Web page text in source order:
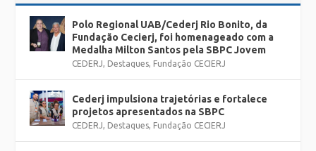
Polo Regional UAB/Cederj Rio Bonito, da
Fundação Cecierj, foi homenageado com a
Medalha Milton Santos pela SBPC Jovem
CEDERJ Destaques Fundação CECIERJ
Cederj impulsiona trajetórias e fortalece
projetos apresentados na SBPC
CEDERJ Destaques Fundação CECIERJ